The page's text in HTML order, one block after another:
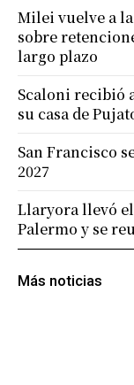
Más noticias
Milei vuelve a
sobre
largo plazo
Scaloni recibió
su casa de
San Francisco
2027
Llaryora llevó
Palermo y se